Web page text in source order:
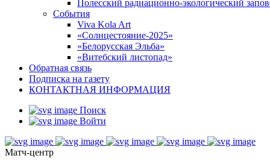
Полесский радиационно-экологический
События
Viva Kola Art
«Солнцестояние-2025»
«Белорусская Эльба»
«Витебский листопад»
Обратная связь
Подписка на газету
КОНТАКТНАЯ ИНФОРМАЦИЯ
Поиск
Войти
Матч-центр